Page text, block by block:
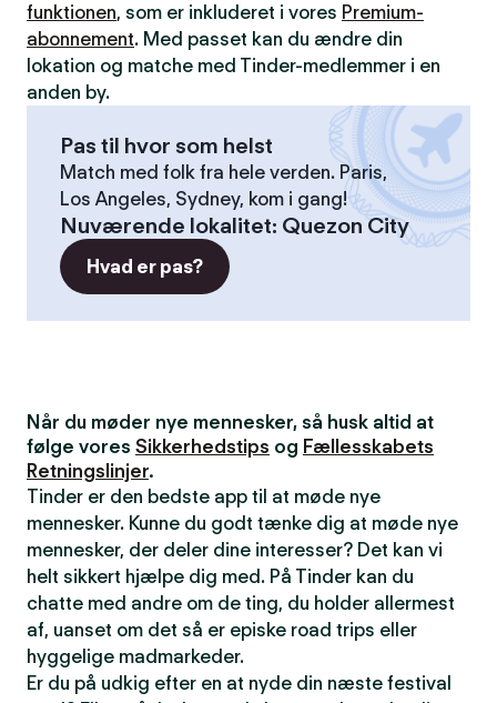
funktionen, som er inkluderet i vores Premium-
abonnement. Med passet kan du ændre din
lokation og matche med Tinder-medlemmer i en
anden by.
Pas til hvor som helst
Match med folk fra hele verden. Paris,
Los Angeles, Sydney, kom i gang!
Nuværende lokalitet: Quezon City
Hvad er pas?
Når du møder nye mennesker, så husk altid at
følge vores Sikkerhedstips og Fællesskabets
Retningslinjer.
Tinder er den bedste app til at møde nye
mennesker. Kunne du godt tænke dig at møde nye
mennesker, der deler dine interesser? Det kan vi
helt sikkert hjælpe dig med. På Tinder kan du
chatte med andre om de ting, du holder allermest
af, uanset om det så er episke road trips eller
hyggelige madmarkeder.
Er du på udkig efter en at nyde din næste festival